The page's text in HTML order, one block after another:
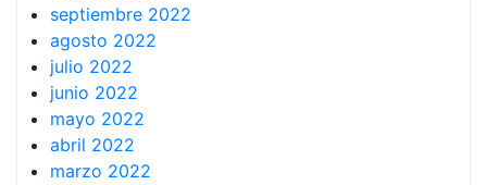
septiembre 2022
agosto 2022
julio 2022
junio 2022
mayo 2022
abril 2022
marzo 2022